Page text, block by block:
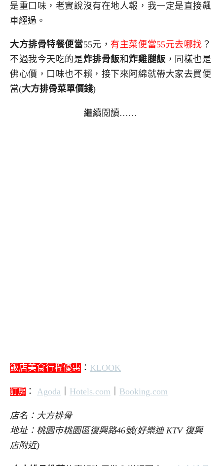
是重口味，老實說沒有在地人報，我一定是直接飆
車經過。
大方排骨特餐便當55元， 有主菜便當55元去哪找 ？
不過我今天吃的是炸排骨飯和炸雞腿飯 ，同樣也是
佛心價，口味也不賴，接下來阿綿就帶大家去買便
當(大方排骨菜單價錢)
繼續閱讀……
飯店美食行程優惠 ： KLOOK
訂房 ： Agoda Hotels.com Booking.com
店名：大方排骨
地址：桃園市桃園區復興路46號(好樂迪 KTV 復興
店附近)